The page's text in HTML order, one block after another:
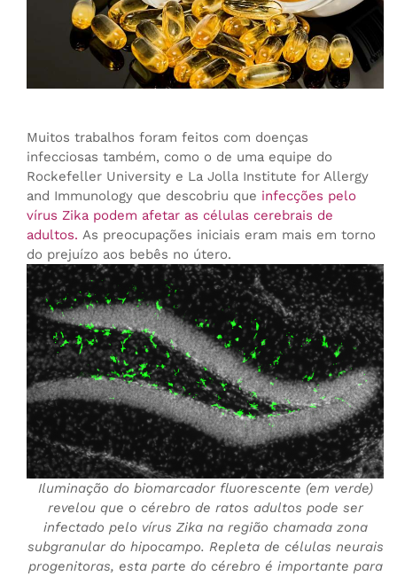
Muitos trabalhos foram feitos com doenças
infecciosas também, como o de uma equipe do
Rockefeller University e La Jolla Institute for Allergy
and Immunology que descobriu que infecções pelo
vírus Zika podem afetar as células cerebrais de
adultos. As preocupações iniciais eram mais em torno
do prejuízo aos bebês no útero.
Iluminação do biomarcador fluorescente (em verde)
revelou que o cérebro de ratos adultos pode ser
infectado pelo vírus Zika na região chamada zona
subgranular do hipocampo. Repleta de células neurais
progenitoras, esta parte do cérebro é importante para